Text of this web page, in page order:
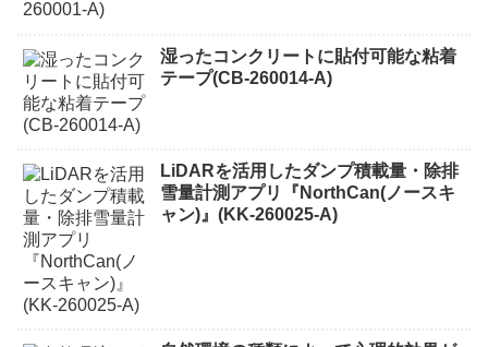
湿ったコンクリートに貼付可能な粘着
テープ(CB-260014-A)
LiDARを活用したダンプ積載量・除排
雪量計測アプリ『NorthCan(ノースキ
ャン)』(KK-260025-A)